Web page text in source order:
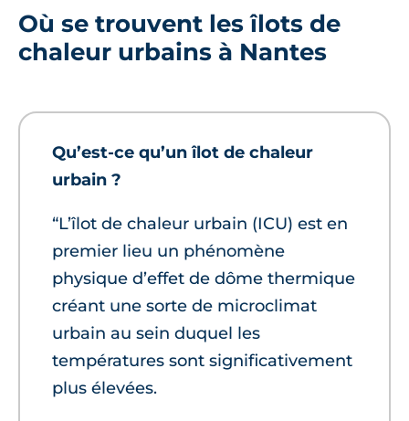
Où se trouvent les îlots de
chaleur urbains à Nantes
Qu’est-ce qu’un îlot de chaleur
urbain ?
“L’îlot de chaleur urbain (ICU) est en
premier lieu un phénomène
physique d’effet de dôme thermique
créant une sorte de microclimat
urbain au sein duquel les
températures sont significativement
plus élevées.